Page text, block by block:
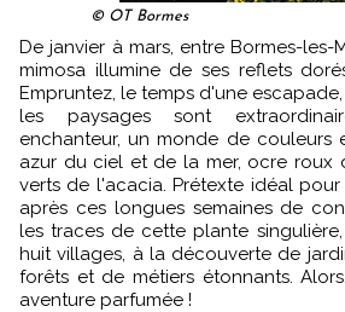
© OT Bormes
De janvier à mars, entre Bormes-les-Mimosas et Grasse, le
mimosa illumine de ses reflets
Empruntez, le temps d'une escapade,
les paysages sont
enchanteur, un monde de couleurs
azur du ciel et de la mer, ocre roux
verts de l'acacia. Prétexte idéal
après ces longues semaines de
les traces de cette plante
huit villages, à la découverte de
forêts et de métiers étonnants.
aventure parfumée !